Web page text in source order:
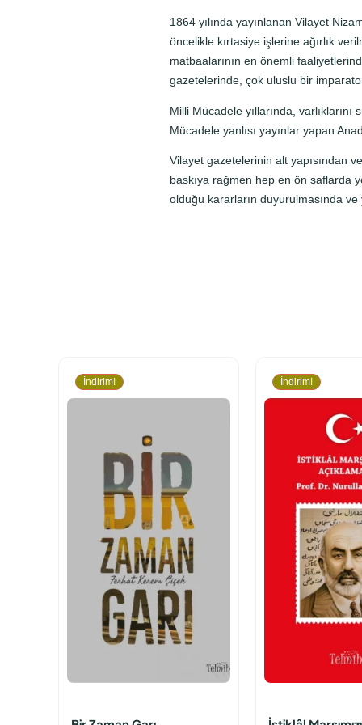
1864 yılında yayınlanan Vilayet
öncelikle kırtasiye işlerine ağırlık
matbaalarının en önemli
gazetelerinde, çok uluslu bir
Milli Mücadele yıllarında,
Mücadele yanlısı yayınlar yapan
Vilayet gazetelerinin alt yapısından
baskıya rağmen hep en ön saflarda
olduğu kararların duyurulmasında
İndirim! İndirim!